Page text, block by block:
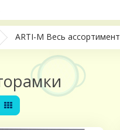
ARTI-M Весь ассортимент